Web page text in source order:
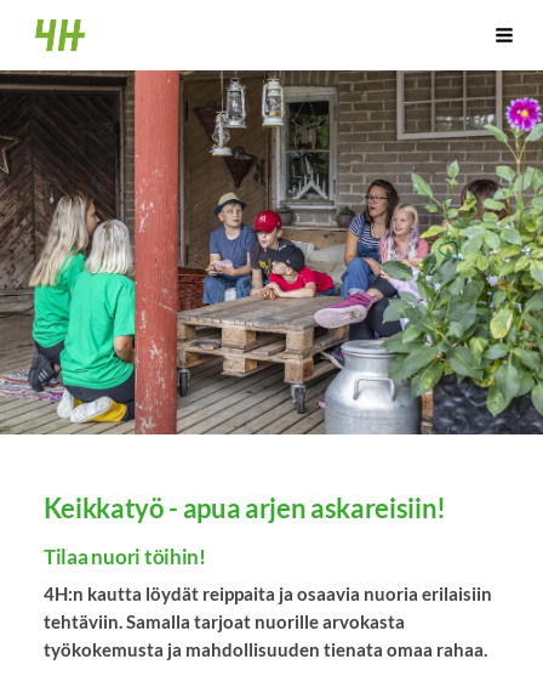
Siirry
sivun
sisältöön
Huittisten 4H-yhdistys
Keikkatyö - apua arjen askareisiin!
Tilaa nuori töihin!
4H:n kautta löydät reippaita ja osaavia nuoria erilaisiin
tehtäviin. Samalla tarjoat nuorille arvokasta
työkokemusta ja mahdollisuuden tienata omaa rahaa.